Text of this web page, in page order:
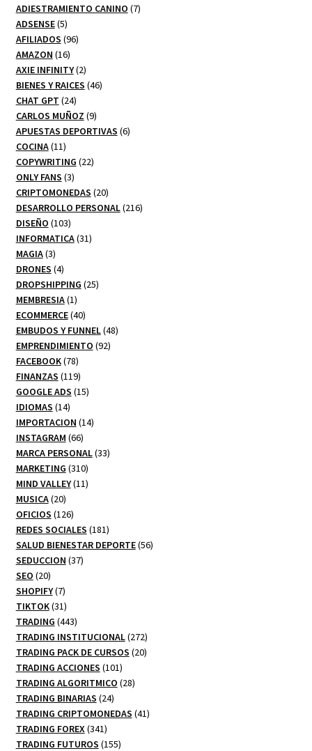
productos
ADIESTRAMIENTO CANINO 77
ADSENSE 55
productos
AFILIADOS 9696
AMAZON 1616
productos
AXIE INFINITY 22
productos
BIENES Y RAICES 4646
CHAT GPT 2424
productos
CARLOS MUÑOZ 99
productos
APUESTAS DEPORTIVAS 66
COCINA 1111
productos
COPYWRITING 2222
ONLY FANS 33
productos
CRIPTOMONEDAS 2020
productos
DESARROLLO PERSONAL 216216
DISEÑO 103103
productos
INFORMATICA 3131
MAGIA 33
productos
DRONES 44
productos
DROPSHIPPING 2525
MEMBRESIA 11
producto
ECOMMERCE 4040
productos
EMBUDOS Y FUNNEL 4848
EMPRENDIMIENTO 9292
FACEBOOK 7878
productos
FINANZAS 119119
productos
GOOGLE ADS 1515
IDIOMAS 1414
productos
IMPORTACION 1414
INSTAGRAM 6666
productos
MARCA PERSONAL 3333
MARKETING 310310
productos
MIND VALLEY 1111
MUSICA 2020
productos
OFICIOS 126126
productos
REDES SOCIALES 181181
productos
SALUD BIENESTAR DEPORTE 5656
SEDUCCION 3737
SEO 2020
productos
SHOPIFY 77
productos
TIKTOK 3131
productos
TRADING 443443
productos
TRADING INSTITUCIONAL 272272
productos
TRADING PACK DE CURSOS 2020
TRADING ACCIONES 101101
productos
TRADING ALGORITMICO 2828
TRADING BINARIAS 2424
productos
TRADING CRIPTOMONEDAS 4141
TRADING FOREX 341341
productos
TRADING FUTUROS 155155